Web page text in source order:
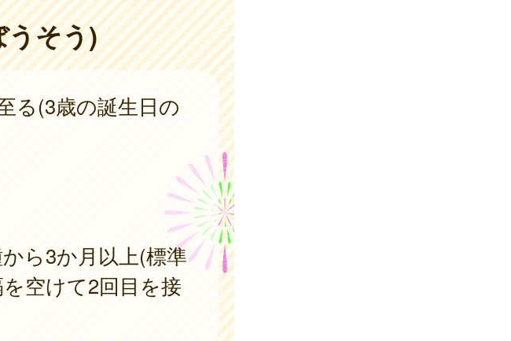
うそう)
る(3歳の誕生日の
ら3か月以上(標準
空けて2回目を接